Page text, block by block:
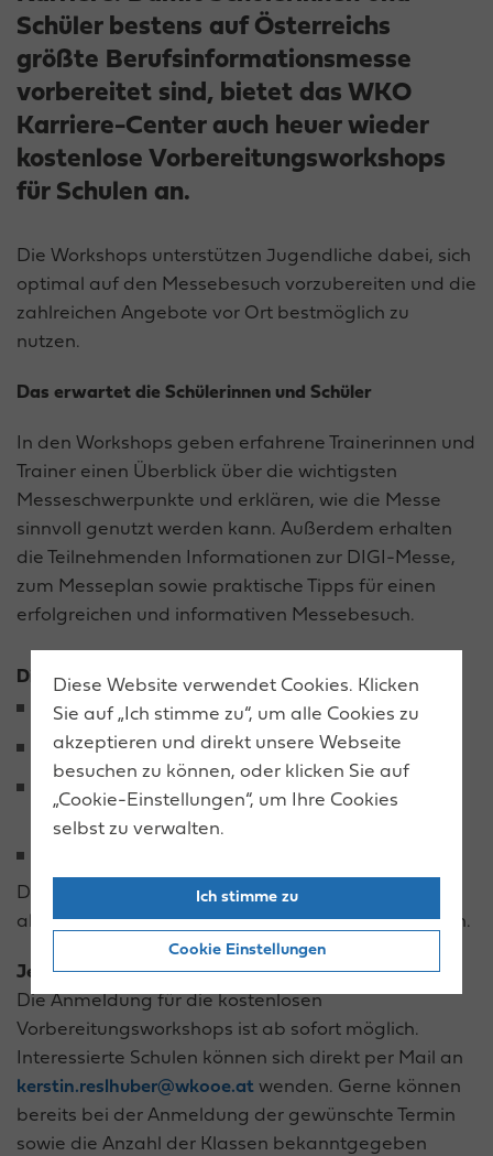
Schüler bestens auf Österreichs
größte Berufsinformationsmesse
vorbereitet sind, bietet das WKO
Karriere-Center auch heuer wieder
kostenlose Vorbereitungsworkshops
für Schulen an.
Die Workshops unterstützen Jugendliche dabei, sich
optimal auf den Messebesuch vorzubereiten und die
zahlreichen Angebote vor Ort bestmöglich zu
nutzen.
Das erwartet die Schülerinnen und Schüler
In den Workshops geben erfahrene Trainerinnen und
Trainer einen Überblick über die wichtigsten
Messeschwerpunkte und erklären, wie die Messe
sinnvoll genutzt werden kann. Außerdem erhalten
die Teilnehmenden Informationen zur DIGI-Messe,
zum Messeplan sowie praktische Tipps für einen
erfolgreichen und informativen Messebesuch.
Die wichtigsten Infos im Überblick:
Dauer:
ca. 1 Unterrichtseinheit
Kosten:kostenlos
ab Schulbeginn bis zur Messe (nach
Verfügbarkeit)
Die Workshoptermine werden individuell
abgestimmt und können flexibel vereinbart werden.
Jetzt anmelden!
Die Anmeldung für die kostenlosen
Vorbereitungsworkshops ist ab sofort möglich.
Interessierte Schulen können sich direkt per Mail an
kerstin.reslhuber@wkooe.at wenden. Gerne können
bereits bei der Anmeldung der gewünschte Termin
sowie die Anzahl der Klassen bekanntgegeben
Diese Website verwendet Cookies. Klicken
Sie auf „Ich stimme zu“, um alle Cookies zu
akzeptieren und direkt unsere Webseite
besuchen zu können, oder klicken Sie auf
„Cookie-Einstellungen“, um Ihre Cookies
selbst zu verwalten.
Ich stimme zu
Cookie Einstellungen